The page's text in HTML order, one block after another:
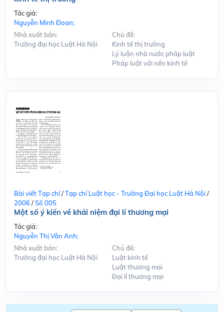
Tác giả:
Nguyễn Minh Đoan;
Nhà xuất bản:
Trường đại học Luật Hà Nội
Chủ đề:
Kinh tế thị trường
Lý luận nhà nước pháp luật
Pháp luật với nền kinh tế
Bài viết Tạp chí/Tạp chí Luật học - Trường Đại học Luật Hà Nội/
2006/Số 005
Một số ý kiến về khái niệm đại lí thương mại
Tác giả:
Nguyễn Thị Vân Anh;
Nhà xuất bản:
Trường đại học Luật Hà Nội
Chủ đề:
Luật kinh tế
Luật thương mại
Đại lí thương mại